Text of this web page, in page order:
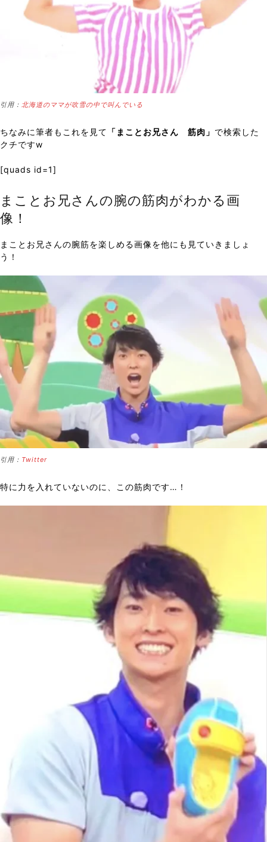
引用： 北海道のママが吹雪の中で叫んでいる
ちなみに筆者もこれを見て 「まことお兄さん 筋肉」 で検索した
クチですw
[quads id=1]
まことお兄さんの腕の筋肉がわかる画
像！
まことお兄さんの腕筋を楽しめる画像を他にも見ていきましょ
う！
引用： Twitter
特に力を入れていないのに、この筋肉です…！